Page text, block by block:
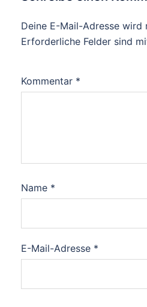
Deine E-Mail-Adresse
Erforderliche Felder sind
Kommentar *
Name *
E-Mail-Adresse *